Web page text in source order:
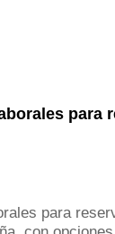
para
para